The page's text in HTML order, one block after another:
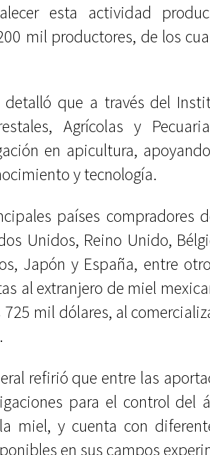
esta actividad
mil productores, de los
detalló que a través del
Agrícolas y
en apicultura,
y tecnología.
países compradores
Unidos, Reino Unido,
Japón y España, entre
al extranjero de miel
mil dólares, al
refirió que entre las
para el control del
miel, y cuenta con
en sus campos